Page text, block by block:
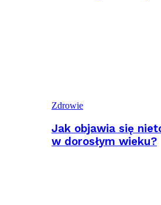
Zdrowie
Jak objawia się
w dorosłym wieku?